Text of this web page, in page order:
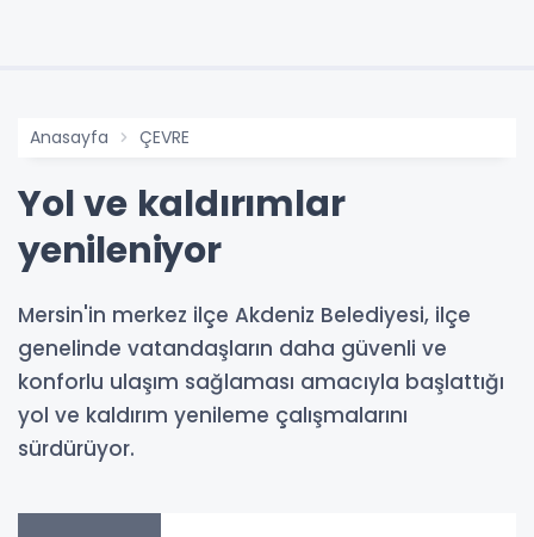
Anasayfa ÇEVRE
Yol ve kaldırımlar
yenileniyor
Mersin'in merkez ilçe Akdeniz Belediyesi, ilçe
genelinde vatandaşların daha güvenli ve
konforlu ulaşım sağlaması amacıyla başlattığı
yol ve kaldırım yenileme çalışmalarını
sürdürüyor.